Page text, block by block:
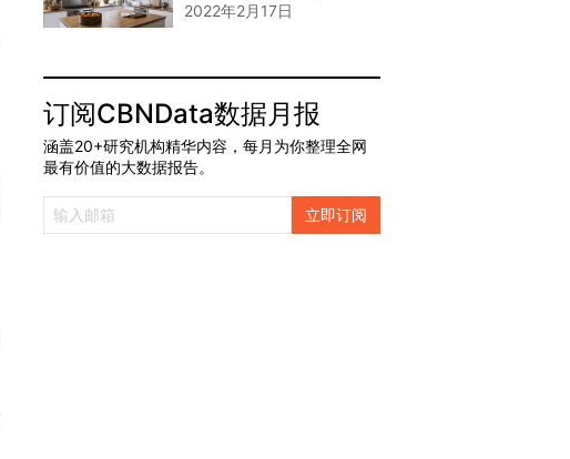
2022年2月17日
订阅CBNData数据月报
涵盖20+研究机构精华内容，每月为你整理全网
最有价值的大数据报告。
立即订阅